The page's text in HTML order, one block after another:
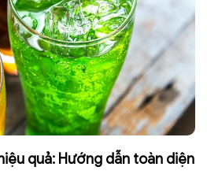
quả: Hướng dẫn toàn diện